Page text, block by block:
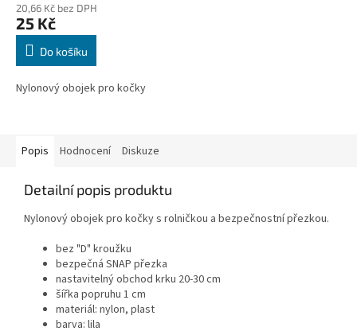
20,66 Kč bez DPH
25 Kč
Do košíku
Nylonový obojek pro kočky
Popis Hodnocení Diskuze
Detailní popis produktu
Nylonový obojek pro kočky s rolničkou a bezpečnostní přezkou.
bez "D" kroužku
bezpečná SNAP přezka
nastavitelný obchod krku 20-30 cm
šířka popruhu 1 cm
materiál: nylon, plast
barva: lila